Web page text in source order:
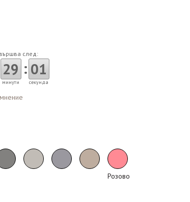
след:
29
минути
: 00
секунди
Розово